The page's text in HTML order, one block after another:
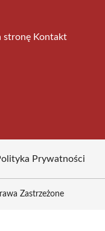
stronę Kontakt
Prywatności
Zastrzeżone